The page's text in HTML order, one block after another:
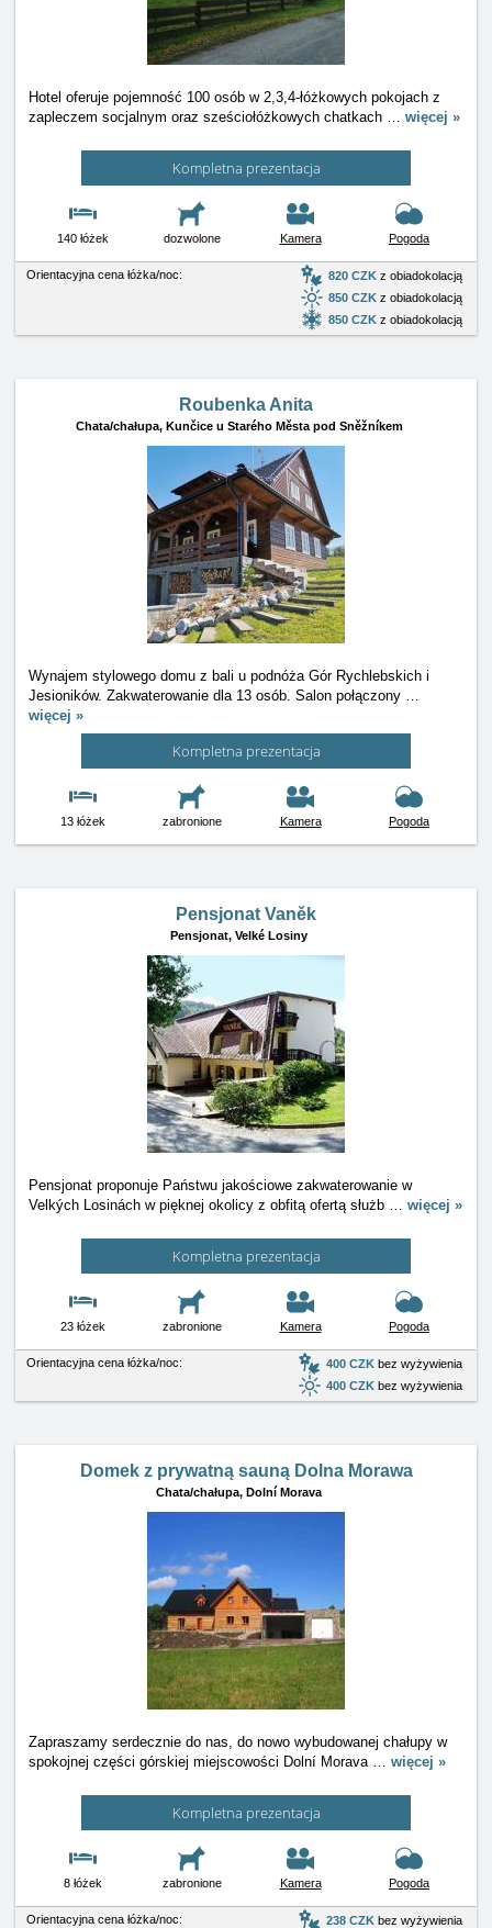
Hotel oferuje pojemność 100 osób w 2,3,4-łóżkowych pokojach z
zapleczem socjalnym oraz sześciołóżkowych chatkach … więcej »
Kompletna prezentacja
140 łóżek dozwolone Kamera Pogoda
Orientacyjna cena łóżka/noc: 820 CZK z obiadokolacją
850 CZK z obiadokolacją
850 CZK z obiadokolacją
Roubenka Anita
Chata/chałupa, Kunčice u Starého Města pod Sněžníkem
Wynajem stylowego domu z bali u podnóża Gór Rychlebskich i
Jesioników. Zakwaterowanie dla 13 osób. Salon połączony …
więcej »
Kompletna prezentacja
13 łóżek zabronione Kamera Pogoda
Pensjonat Vaněk
Pensjonat, Velké Losiny
Pensjonat proponuje Państwu jakościowe zakwaterowanie w
Velkých Losinách w pięknej okolicy z obfitą ofertą służb … więcej »
Kompletna prezentacja
23 łóżek zabronione Kamera Pogoda
Orientacyjna cena łóżka/noc: 400 CZK bez wyżywienia
400 CZK bez wyżywienia
Domek z prywatną sauną Dolna Morawa
Chata/chałupa, Dolní Morava
Zapraszamy serdecznie do nas, do nowo wybudowanej chałupy w
spokojnej części górskiej miejscowości Dolní Morava … więcej »
Kompletna prezentacja
8 łóżek zabronione Kamera Pogoda
Orientacyjna cena łóżka/noc: 238 CZK bez wyżywienia